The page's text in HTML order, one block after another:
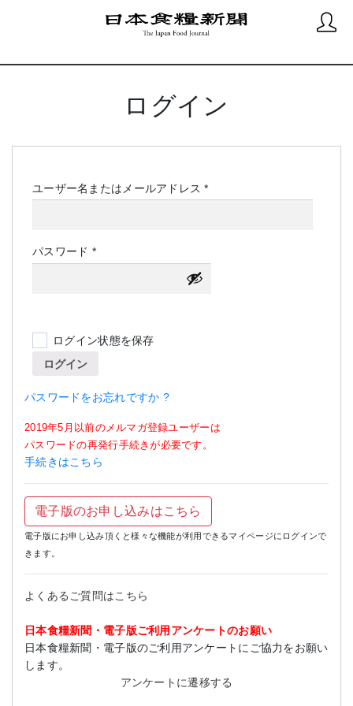
ログイン
ユーザー名またはメールアドレス*必
パスワード *必
須
ログイン状態を保存
ログイン
パスワードをお忘れですか ?
2019年5月以前のメルマガ登録ユーザーは
パスワードの再発行手続きが必要です。
手続きはこちら
電子版のお申し込みはこちら
電子版にお申し込み頂くと様々な機能が利用できるマイページにログインで
きます。
よくあるご質問はこちら
日本食糧新聞・電子版ご利用アンケートのお願い
日本食糧新聞・電子版のご利用アンケートにご協力をお願い
します。
アンケートに遷移する